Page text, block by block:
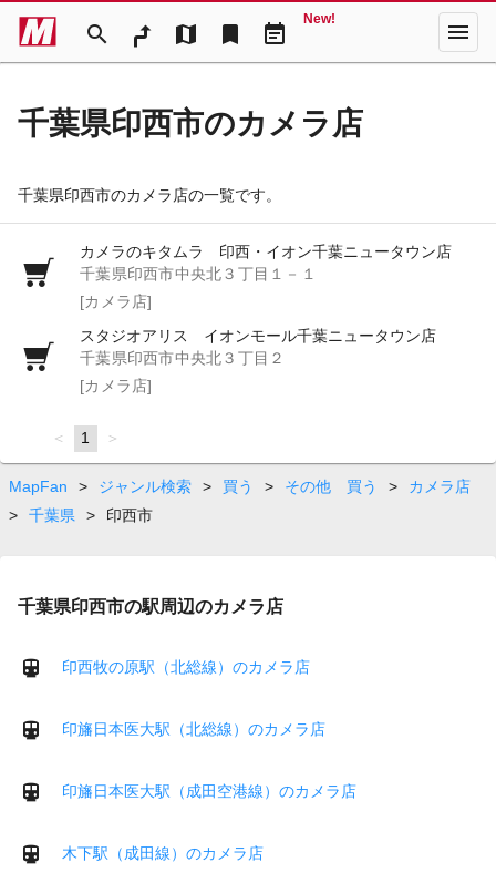
search map bookmark event_note
New! menu
千葉県印西市のカメラ店
千葉県印西市のカメラ店の一覧です。
カメラのキタムラ 印西・イオン千葉ニュータウン店
千葉県印西市中央北３丁目１－１
[カメラ店]
スタジオアリス イオンモール千葉ニュータウン店
千葉県印西市中央北３丁目２
[カメラ店]
page
You're
on
page
1 page
MapFan > ジャンル検索 > 買う > その他 買う >
カメラ店
>
千葉県 > 印西市
千葉県印西市の駅周辺のカメラ店
印西牧の原駅（北総線）のカメラ店
印旛日本医大駅（北総線）のカメラ店
印旛日本医大駅（成田空港線）のカメラ店
木下駅（成田線）のカメラ店